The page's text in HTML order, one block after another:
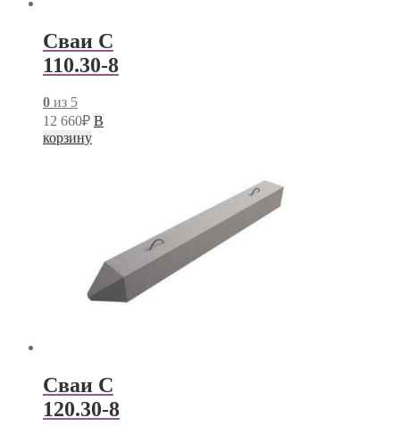
Сваи С
110.30-8
0 из 5
12 660₽ В
корзину
Сваи С
120.30-8